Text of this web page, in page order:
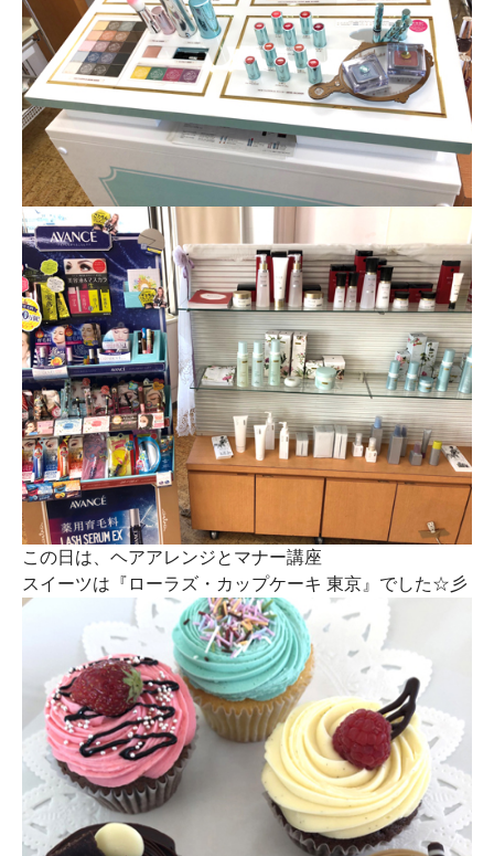
この日は、ヘアアレンジとマナー講座
スイーツは『ローラズ・カップケーキ 東京』でした☆彡